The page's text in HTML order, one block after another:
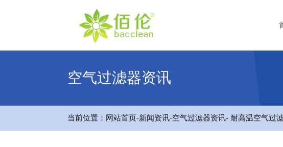
空气过滤器资讯
当前位置： 网站首页-新闻资讯-空气过滤器资讯- 耐高温空气过